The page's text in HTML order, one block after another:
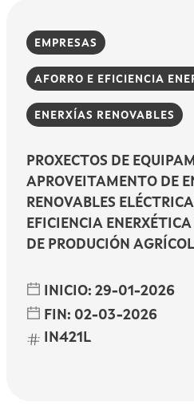
EMPRESAS
AFORRO E EFICIENCIA
ENERXÍAS RENOVABLES
PROXECTOS DE
APROVEITAMENTO DE
RENOVABLES
EFICIENCIA
DE PRODUCIÓN
INICIO: 29-01-2026
FIN: 02-03-2026
IN421L